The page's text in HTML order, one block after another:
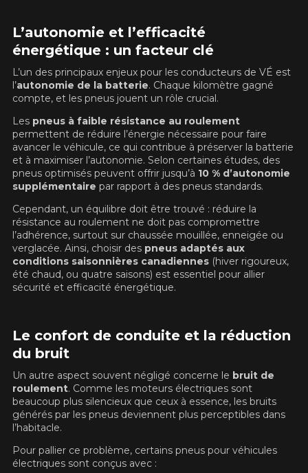
À partir de 230,99$
PROMOTIONS EN COURS
CODE PROMO
POUR UN TEMPS LIMITÉ SUR
PRODUITS SÉLECTIONNÉS.
PROMOTIONS EN COURS
CODE PROMORABAIS10
POUR UN TEMPS LIMITÉ SUR
PRODUITS SÉLECTIONNÉS.
MINIMUM DE 500$ AVANT TAXES.
PLUS D'INFO
COMPATIBILITÉ GARANTIE*
Utilisez notre outil de recherche pas
véhicule pour une compatibilité
garantie*.
LIVRAISON RAPIDE
sera livré rapidement.
PROMOTIONS EN COURS
CODE PROMO
POUR UN TEMPS LIMITÉ SUR
Calculateur d'équivalence de pneus
Comparateur de dimensions
Calculateur de décalage de jantes
L'entretien de vos pneus
INFORMATIONS
Qui sommes-nous ?
Procédures d'achat
Méthodes de paiement
Politique de retour
Foire aux questions
L’autonomie et l’efficacité
énergétique : un facteur clé
L’un des principaux enjeux pour les conducteurs de VÉ est
l’autonomie de la batterie. Chaque kilomètre gagné
compte, et les pneus jouent un rôle crucial.
Les pneus à faible résistance au roulement
permettent de réduire l’énergie nécessaire pour faire
avancer le véhicule, ce qui contribue à préserver la batterie
et à maximiser l’autonomie. Selon certaines études, des
pneus optimisés peuvent offrir jusqu’à 10 % d’autonomie
supplémentaire par rapport à des pneus standards.
Cependant, un équilibre doit être trouvé : réduire la
résistance au roulement ne doit pas compromettre
l’adhérence, surtout sur chaussée mouillée, enneigée ou
verglacée. Ainsi, choisir des pneus adaptés aux
conditions saisonnières canadiennes(hiver rigoureux,
été chaud, ou quatre saisons) est essentiel pour allier
sécurité et efficacité énergétique.
Le confort de conduite et la réduction
du bruit
Un autre aspect souvent négligé concerne le bruit de
roulement. Comme les moteurs électriques sont
beaucoup plus silencieux que ceux à essence, les bruits
générés par les pneus deviennent plus perceptibles dans
l’habitacle.
Pour pallier ce problème, certains pneus pour véhicules
électriques sont conçus avec :
VOICI LES DIMENSIONS POUR VOTRE VÉHICULE
Que magasinez-vous?